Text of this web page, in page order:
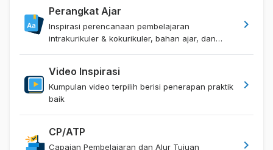
Perangkat Ajar
Inspirasi perencanaan pembelajaran
intrakurikuler & kokurikuler, bahan ajar, dan
chevron_right
Video Inspirasi
Kumpulan video terpilih berisi penerapan praktik
baik
chevron_right
CP/ATP
Capaian Pembelajaran dan Alur Tujuan
chevron_right